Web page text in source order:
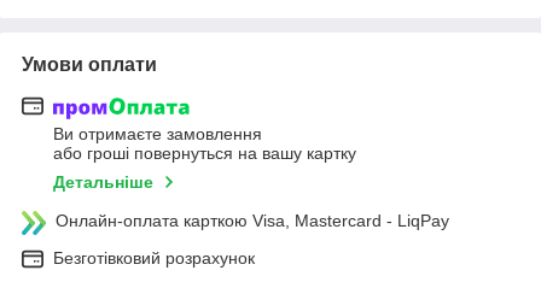
Умови оплати
Ви отримаєте замовлення
або гроші повернуться на вашу картку
Детальніше
Онлайн-оплата карткою Visa, Mastercard - LiqPay
Безготівковий розрахунок